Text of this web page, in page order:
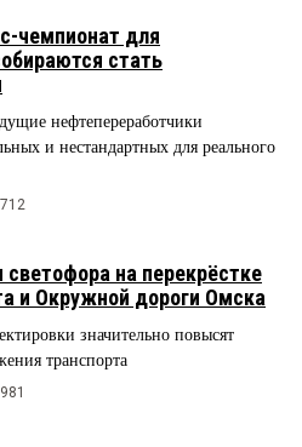
чемпионат для
стать
нефтепереработчики
и нестандартных для реального
на перекрёстке
и Окружной дороги Омска
значительно повысят
транспорта